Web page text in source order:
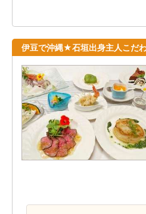
伊豆で沖縄★石垣出身主人こだ